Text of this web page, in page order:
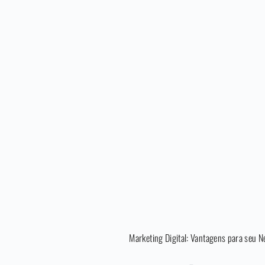
Marketing Digital: Vantagens para seu